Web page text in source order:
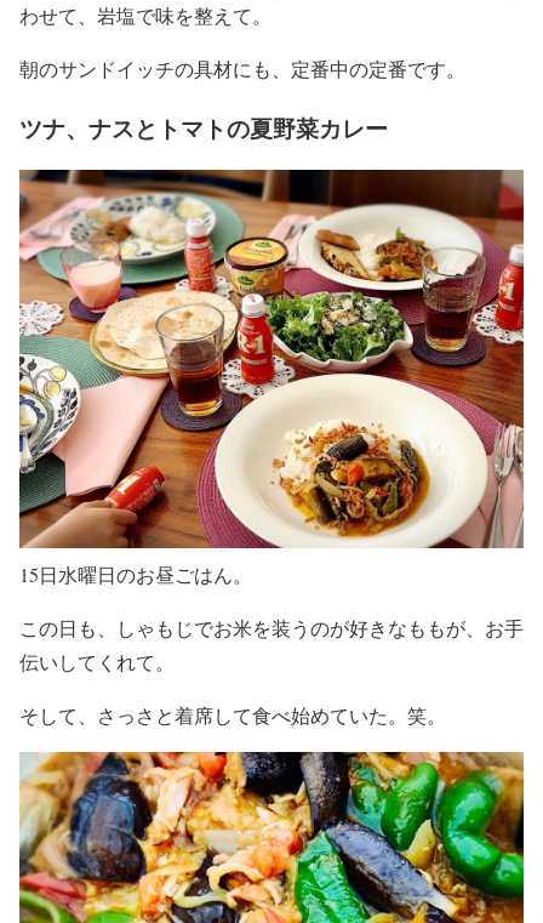
わせて、岩塩で味を整えて。
朝のサンドイッチの具材にも、定番中の定番です。
ツナ、ナスとトマトの夏野菜カレー
15日水曜日のお昼ごはん。
この日も、しゃもじでお米を装うのが好きなももが、お手
伝いしてくれて。
そして、さっさと着席して食べ始めていた。笑。